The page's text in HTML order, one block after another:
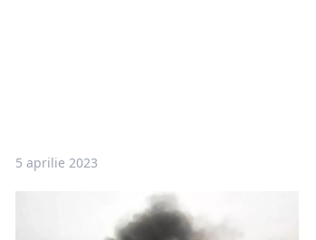
5 aprilie 2023